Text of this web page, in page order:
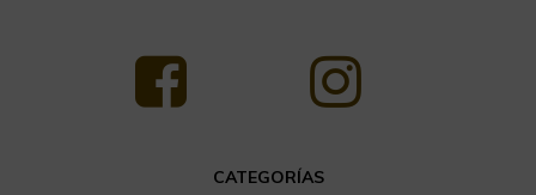
CATEGORÍAS